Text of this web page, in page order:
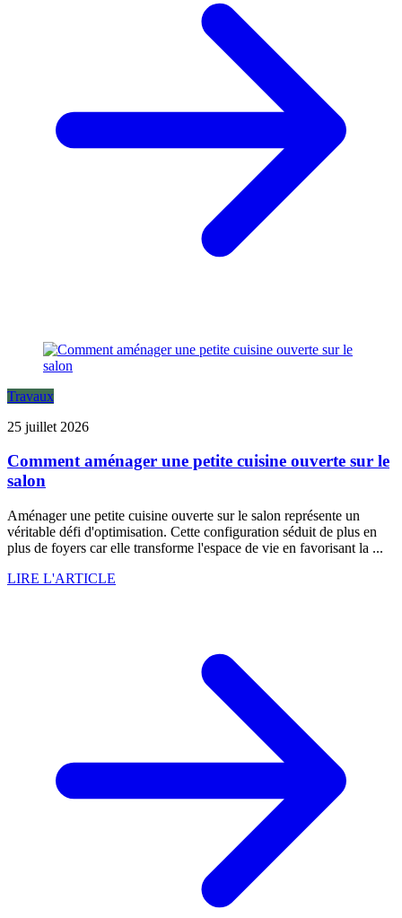
Travaux
25 juillet 2026
Comment aménager une petite cuisine ouverte sur le
salon
Aménager une petite cuisine ouverte sur le salon représente un
véritable défi d'optimisation. Cette configuration séduit de plus en
plus de foyers car elle transforme l'espace de vie en favorisant la ...
LIRE L'ARTICLE